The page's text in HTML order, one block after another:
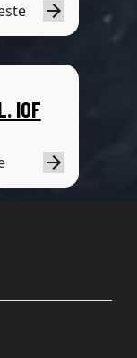
IOF